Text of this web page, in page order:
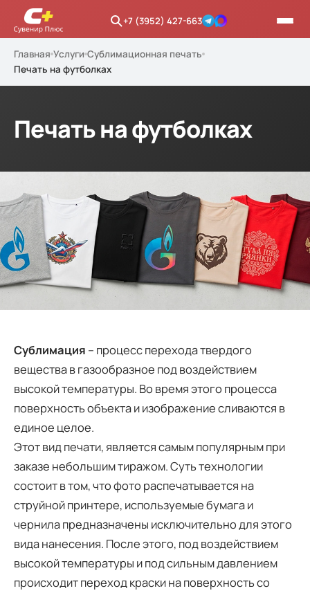
+7 (3952) 427-663
Главная Услуги Сублимационная печать
Печать на футболках
Печать на футболках
Сублимация – процесс перехода твердого
вещества в газообразное под воздействием
высокой температуры. Во время этого процесса
поверхность объекта и изображение сливаются в
единое целое.
Этот вид печати, является самым популярным при
заказе небольшим тиражом. Суть технологии
состоит в том, что фото распечатывается на
струйной принтере, используемые бумага и
чернила предназначены исключительно для этого
вида нанесения. После этого, под воздействием
высокой температуры и под сильным давлением
происходит переход краски на поверхность со